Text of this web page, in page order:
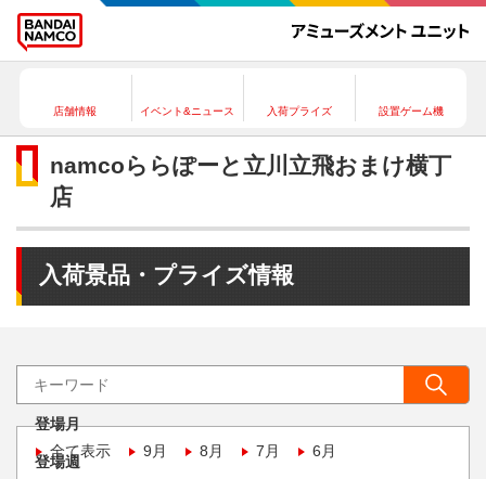
店舗情報 イベント&ニュース 入荷プライズ 設置ゲーム機
namcoららぽーと立川立飛おまけ横丁
店
入荷景品・プライズ情報
登場月
全て表示
9月 8月 7月 6月
登場週